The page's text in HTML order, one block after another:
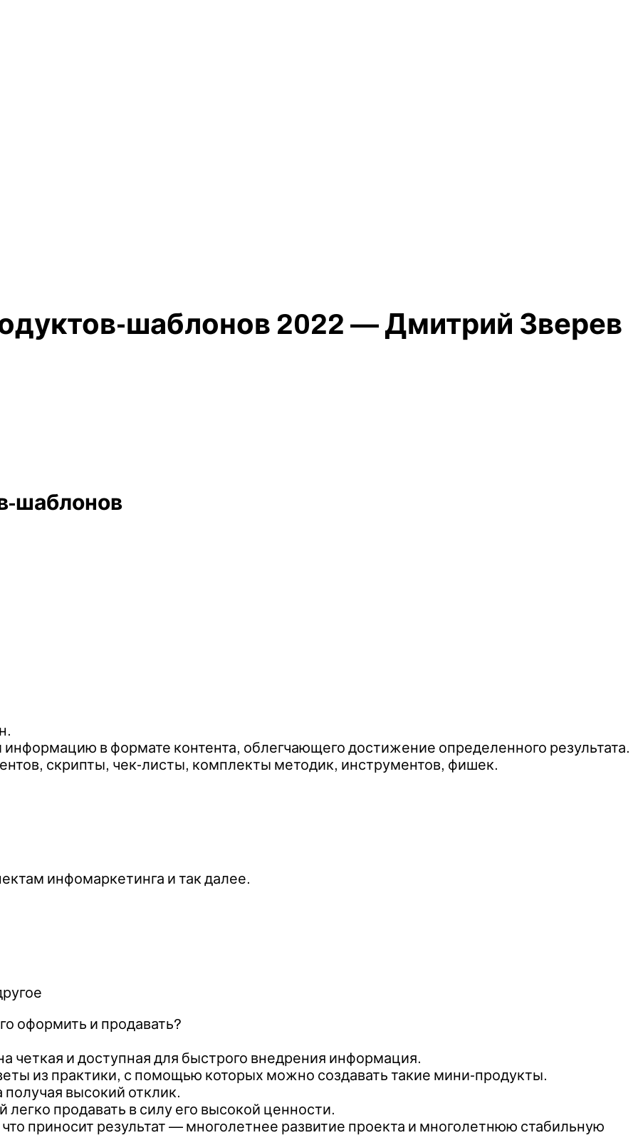
шаблонов 2022 — Дмитрий Зверев
шаблонов
в формате контента, облегчающего достижение определенного результата.
скрипты, чек-листы, комплекты методик, инструментов, фишек.
инфомаркетинга и так далее.
оформить и продавать?
четкая и доступная для быстрого внедрения информация.
из практики, с помощью которых можно создавать такие мини-продукты.
высокий отклик.
продавать в силу его высокой ценности.
приносит результат — многолетнее развитие проекта и многолетнюю стабильную